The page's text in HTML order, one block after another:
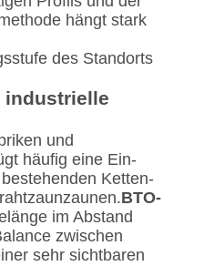
hängt stark
des Standorts
industrielle
und
häufig eine Ein-
Ketten-
BTO-
im Abstand
zwischen
sehr sichtbaren